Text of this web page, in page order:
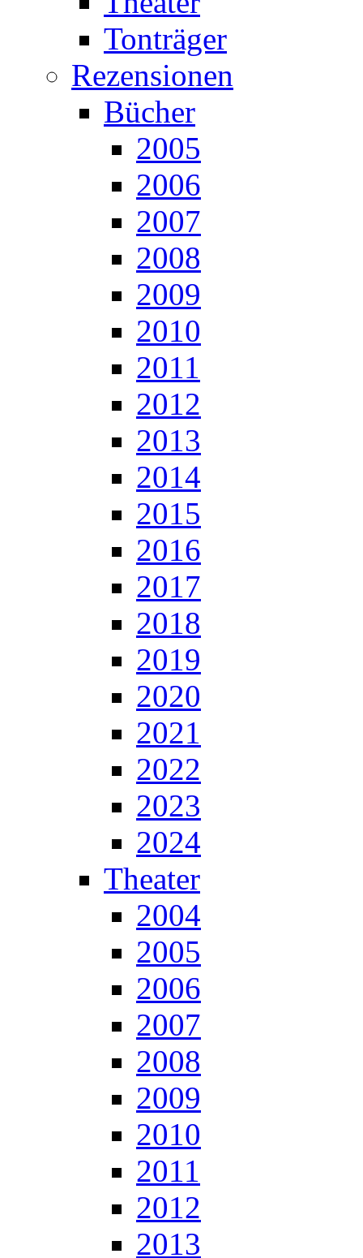
Tonträger
Rezensionen
Bücher
2005
2006
2007
2008
2009
2010
2011
2012
2013
2014
2015
2016
2017
2018
2019
2020
2021
2022
2023
2024
Theater
2004
2005
2006
2007
2008
2009
2010
2011
2012
2013